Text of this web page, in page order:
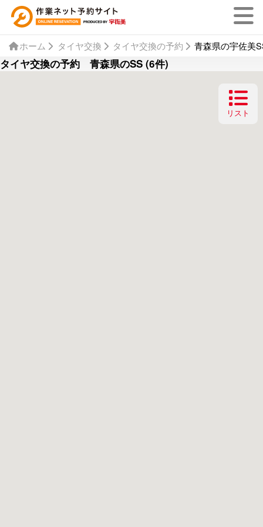
ホーム タイヤ交換 タイヤ交換の予約 青森県の宇佐美
タイヤ交換の予約 青森県のSS (6件)
リスト